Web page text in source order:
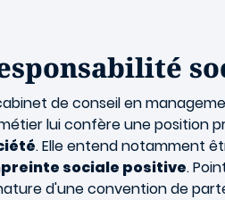
de conseil en
lui confère une position
. Elle entend notamment
sociale positive.
d'une convention de